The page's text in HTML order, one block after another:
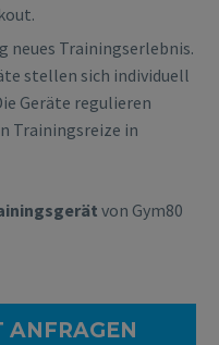
neues Trainingserlebnis.
stellen sich individuell
Geräte regulieren
Trainingsreize in
von Gym80
ANFRAGEN